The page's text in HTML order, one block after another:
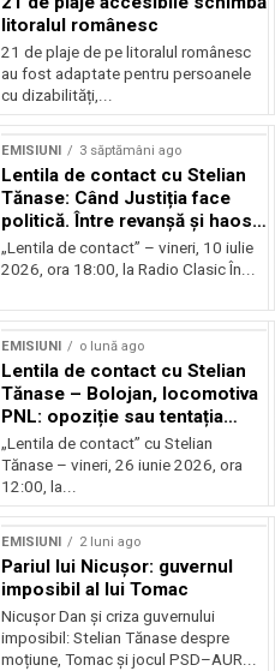
litoralul românesc
21 de plaje de pe litoralul românesc
au fost adaptate pentru persoanele
cu dizabilități,...
EMISIUNI 3 săptămâni ago
Lentila de contact cu Stelian
Tănase: Când Justiția face
politică. Între revanșă și haos
instituțional
„Lentila de contact” – vineri, 10 iulie
2026, ora 18:00, la Radio Clasic În...
EMISIUNI o lună ago
Lentila de contact cu Stelian
Tănase – Bolojan, locomotiva
PNL: opoziție sau tentația
puterii?
„Lentila de contact” cu Stelian
Tănase – vineri, 26 iunie 2026, ora
12:00, la...
EMISIUNI 2 luni ago
Pariul lui Nicușor: guvernul
imposibil al lui Tomac
Nicușor Dan și criza guvernului
imposibil: Stelian Tănase despre
moțiune, Tomac și jocul PSD–AUR...